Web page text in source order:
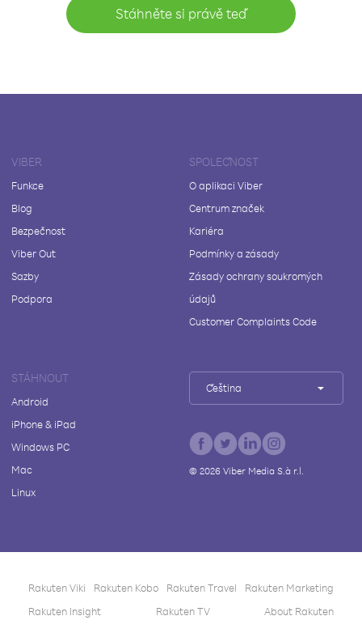
Stáhněte si právě teď
VIBER
Funkce
Blog
Bezpečnost
Viber Out
Sazby
Podpora
SPOLEČNOST
O aplikaci Viber
Centrum značek
Kariéra
Podmínky a zásady
Zásady ochrany soukromých
údajů
Customer Complaints Code
STÁHNOUT
Android
iPhone & iPad
Windows PC
Mac
Linux
Čeština
© 2026Viber Media S.à r.l.
Rakuten Viki Rakuten Kobo Rakuten Travel
Rakuten Marketing
Rakuten Insight
Rakuten TV About Rakuten